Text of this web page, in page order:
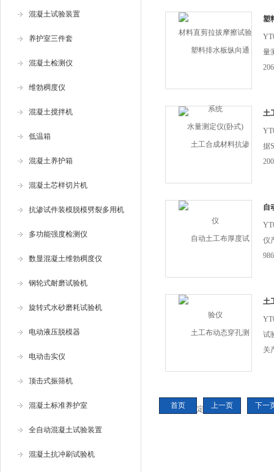
混凝土试验装置
养护室三件套
混凝土检测仪
维勃稠度仪
混凝土搅拌机
低温箱
混凝土养护箱
混凝土芯样切片机
抗渗试件装模脱模劈裂多用机
多功能强度检测仪
数显混凝土维勃稠度仪
钢轮式耐磨试验机
旋转式水砂磨耗试验机
电动液压脱模器
电动击实仪
顶击式振筛机
混凝土标准养护室
全自动混凝土试验装置
混凝土抗冲刷试验机
塑
(
量
合
土
据
合
自
仪
下
土
试
关
的
首页 上一页 下一